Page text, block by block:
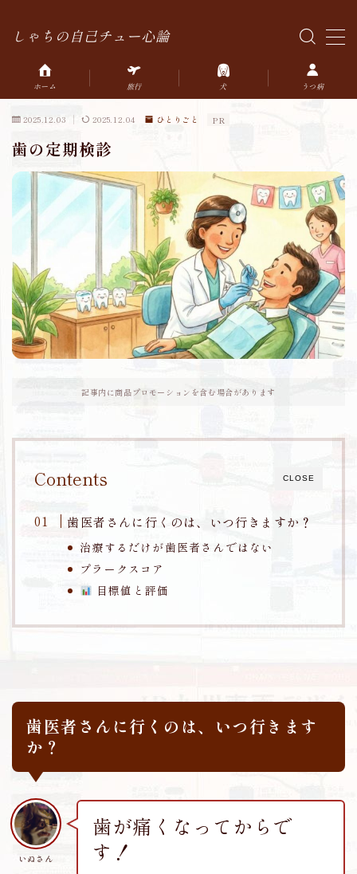
しゃちの自己チュー心論
MENU
雑記
ひとりごと
鉄道
うつ
犬
旅行
九州
地震対策
プロフィール
プライバシーポリシー・免責事項
ホーム 旅行 犬 うつ病
2025.12.03 2025.12.04 ひとりごと PR
歯の定期検診
記事内に商品プロモーションを含む場合があります
CLOSE
Contents
歯医者さんに行くのは、いつ行きますか？
治療するだけが歯医者さんではない
プラークスコア
目標値と評価
歯医者さんに行くのは、いつ行きます
か？
いぬさん
歯が痛くなってからで
す！